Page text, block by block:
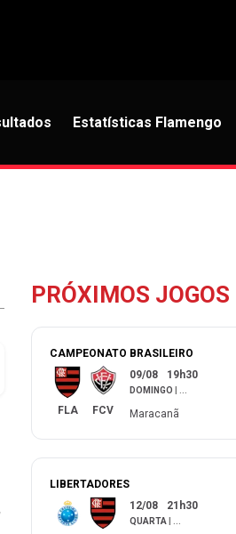
Estatísticas Flamengo
PRÓXIMOS JOGOS
CAMPEONATO BRASILEIRO
FLA FCV
09/08 19h30
DOMINGO
Maracanã
LIBERTADORES
12/08 21h30
QUARTA